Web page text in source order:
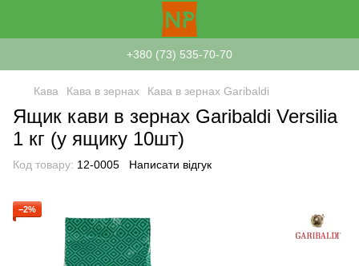
+380 (73) 535-70-70
Кава Кава в зернах Кава в зернах Garibaldi
Ящик кави в зернах Garibaldi Versilia
1 кг (у ящику 10шт)
Код товару: 12-0005 Написати відгук
−2%